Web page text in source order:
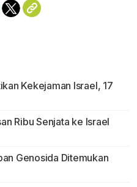
Kekejaman Israel, 17
Ribu Senjata ke Israel
Genosida Ditemukan